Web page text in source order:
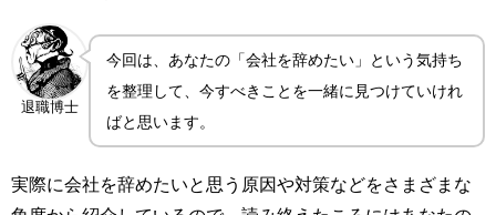
退職博士
今回は、あなたの「会社を辞めたい」という気持ち
を整理して、今すべきことを一緒に見つけていけれ
ばと思います。
実際に会社を辞めたいと思う原因や対策などをさまざまな